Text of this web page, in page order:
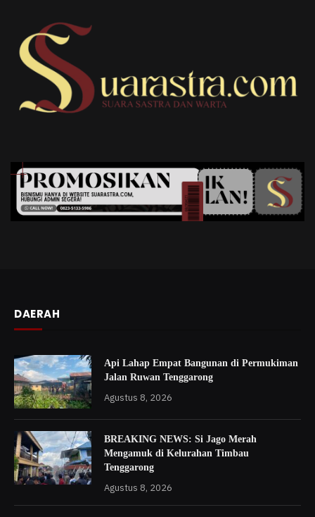
DAERAH
Api Lahap Empat Bangunan di Permukiman
Jalan Ruwan Tenggarong
Agustus 8, 2026
BREAKING NEWS: Si Jago Merah
Mengamuk di Kelurahan Timbau
Tenggarong
Agustus 8, 2026